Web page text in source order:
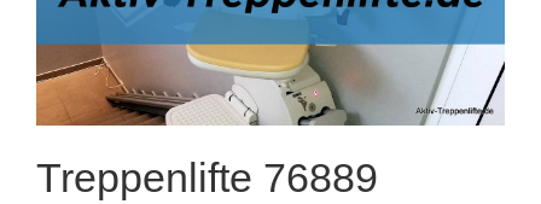
Treppenlifte 76889